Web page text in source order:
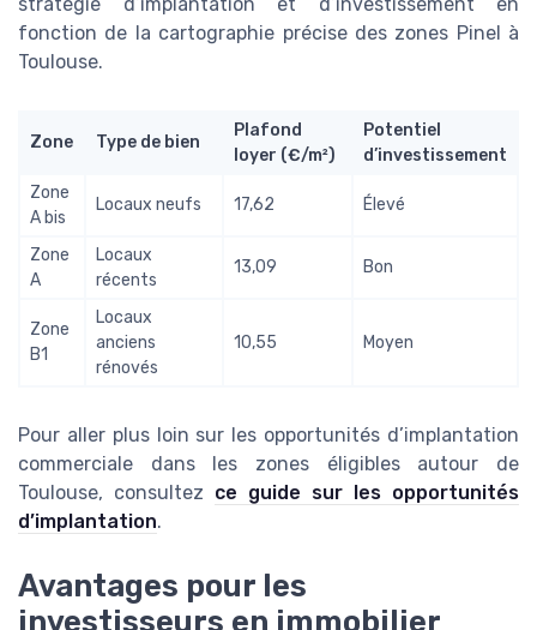
fonction de la cartographie précise des zones Pinel à
Toulouse.
Zone Type de bien
Plafond
loyer (€/m²)
Potentiel
d’investissement
Zone
A bis
Locaux neufs 17,62 Élevé
Zone
A
Locaux
récents
13,09 Bon
Zone
B1
Locaux
anciens
rénovés
10,55 Moyen
Pour aller plus loin sur les opportunités d’implantation
commerciale dans les zones éligibles autour de
Toulouse, consultez ce guide sur les opportunités
d’implantation.
Avantages pour les
investisseurs en immobilier